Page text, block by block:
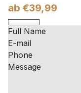
ab €39,99